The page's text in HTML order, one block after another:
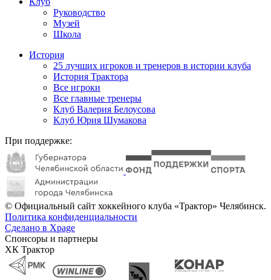
Руководство
Музей
Школа
История
25 лучших игроков и тренеров в истории клуба
История Трактора
Все игроки
Все главные тренеры
Клуб Валерия Белоусова
Клуб Юрия Шумакова
При поддержке:
© Официальный сайт хоккейного клуба «Трактор» Челябинск.
Политика конфиденциальности
Сделано в Xpage
Спонсоры и партнеры
ХК Трактор